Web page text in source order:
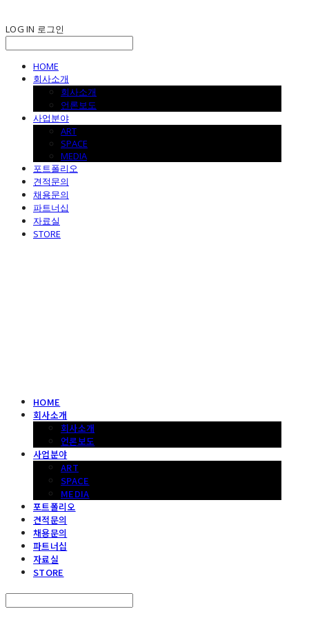
LOG IN 로그인
HOME
회사소개
회사소개
언론보도
사업분야
ART
SPACE
MEDIA
포트폴리오
견적문의
채용문의
파트너십
자료실
STORE
HOME
회사소개
회사소개
언론보도
사업분야
ART
SPACE
MEDIA
포트폴리오
견적문의
채용문의
파트너십
자료실
STORE